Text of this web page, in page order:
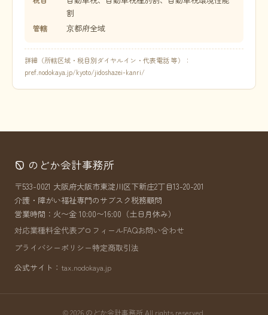
割
管轄 京都府全域
詳細（所轄区域・税目別ダイヤルイン・代表電話 等）：
pref.nodokaya.jp/kyoto/jidoshazei-kanri/
のどか会計事務所
〒533-0021 大阪府大阪市東淀川区下新庄2丁目13-20-201
介護・障がい福祉専門のサブスク税務顧問
営業時間：火〜金 10:00〜16:00（土日月休み）
対応業種料金代表プロフィールFAQお問い合わせ
プライバシーポリシー特定商取引法
公式サイト： tax.nodokaya.jp
© 2026 のどか会計事務所 All rights reserved.